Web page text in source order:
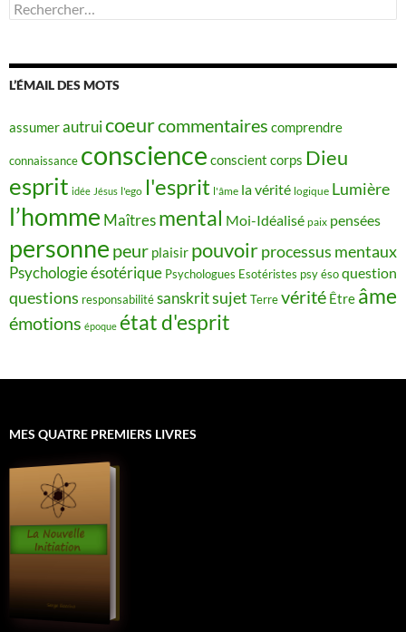
Rechercher :
L’ÉMAIL DES MOTS
assumerautruicoeurcommentaires comprendre
connaissance conscience conscient corps Dieu
esprit idée Jésus l'ego l'esprit l'âme la vérité logique Lumière
l’homme Maîtres mental Moi-Idéalisé paix pensées
personne peur plaisir pouvoirprocessus mentaux
Psychologie ésotérique Psychologues Esotéristes psy ésoquestion
questions responsabilitésanskritsujet Terrevérité Être âme
émotions époque état d'esprit
MES QUATRE PREMIERS LIVRES